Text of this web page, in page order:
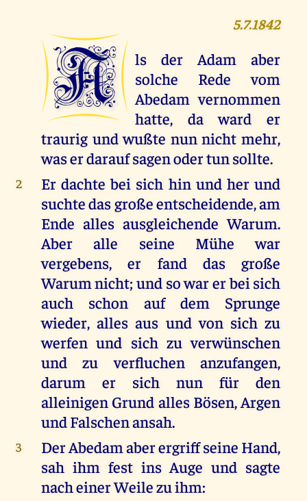
5.7.1842
A
ls der Adam aber
solche Rede vom
Abedam vernommen
hatte, da ward er
traurig und wußte nun nicht mehr,
was er darauf sagen oder tun sollte.
2
Er dachte bei sich hin und her und
suchte das große entscheidende, am
Ende alles ausgleichende Warum.
Aber alle seine Mühe war
vergebens, er fand das große
Warum nicht; und so war er bei sich
auch schon auf dem Sprunge
wieder, alles aus und von sich zu
werfen und sich zu verwünschen
und zu verfluchen anzufangen,
darum er sich nun für den
alleinigen Grund alles Bösen, Argen
und Falschen ansah.
3
Der Abedam aber ergriff seine Hand,
sah ihm fest ins Auge und sagte
nach einer Weile zu ihm: